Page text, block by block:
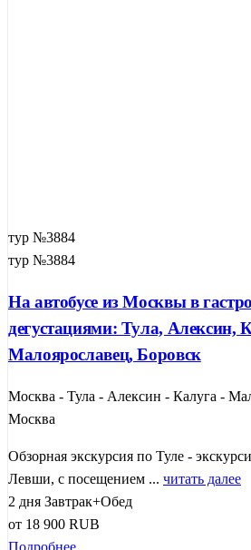
тур №3884
тур №3884
На автобусе из Москвы в
дегустациями: Тула, Алексин,
Малоярославец, Боровск
Москва - Тула - Алексин - Калуга -
Москва
Обзорная экскурсия по Туле -
Левши, с посещением ... читать далее
2 дня Завтрак+Обед
от 18 900 RUB
Подробнее